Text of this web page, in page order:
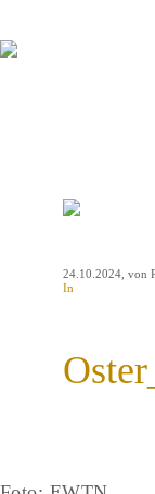
24.10.2024 , von
In